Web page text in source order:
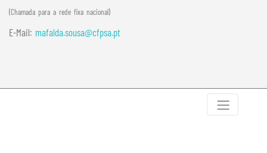
(Chamada para a rede fixa nacional)
E-Mail: mafalda.sousa@cfpsa.pt